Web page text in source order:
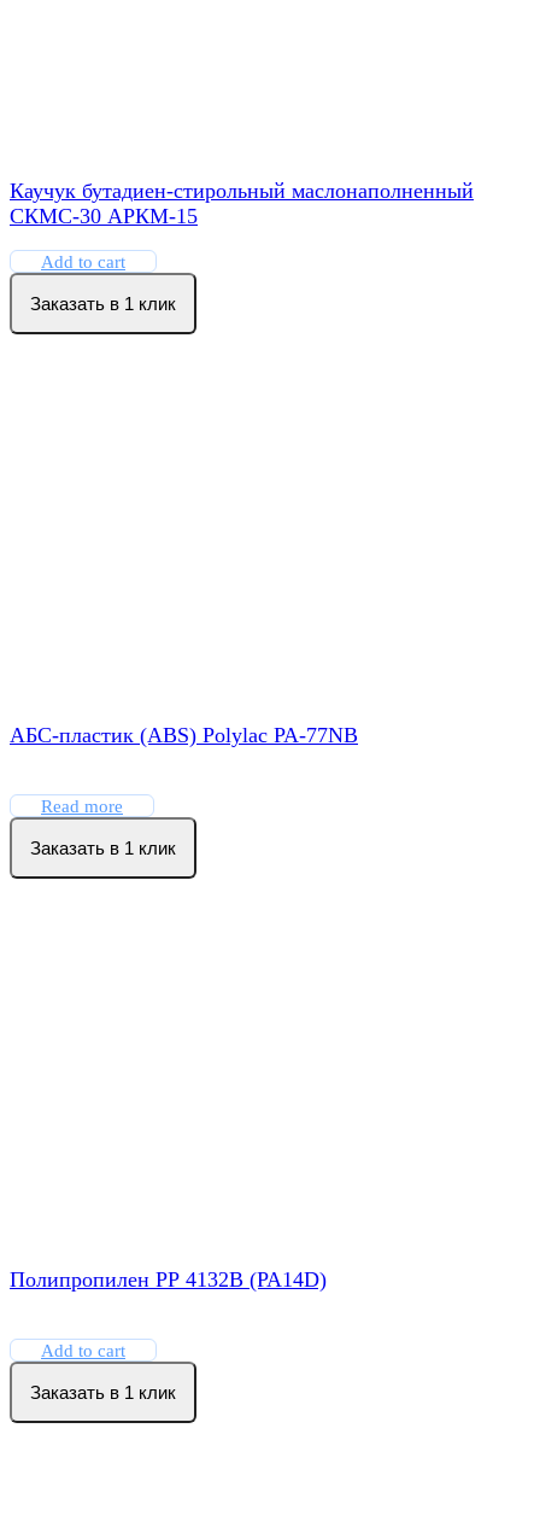
Каучук бутадиен-стирольный маслонаполненный
СКМС-30 АРКМ-15
Add to cart
Заказать в 1 клик
АБС-пластик (ABS) Polylac PA-77NB
Read more
Заказать в 1 клик
Полипропилен РР 4132B (PA14D)
Add to cart
Заказать в 1 клик